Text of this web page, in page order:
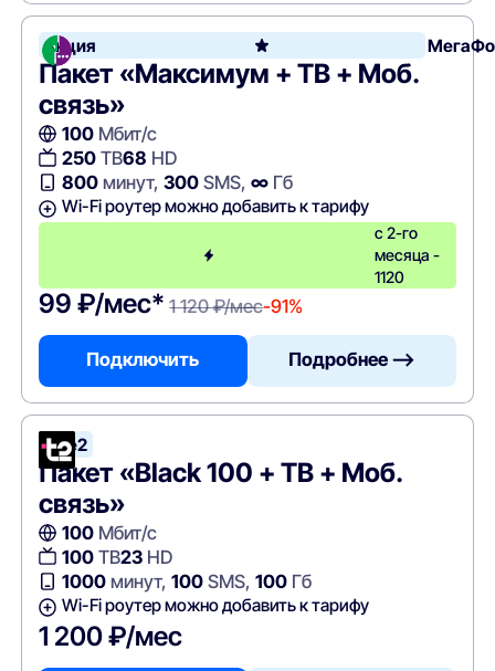
Акция
Пакет «Максимум + ТВ + Моб.
связь»
100Мбит/с
250ТВ68 HD
800минут, 300SMS, ∞Гб
Wi-Fi роутер можно добавить к тарифу
с 2-го
месяца -
1120
99 ₽/мес* 1 120 ₽/мес-91%
Подключить Подробнее —>
Tele2
Пакет «Black 100 + ТВ + Моб.
связь»
100Мбит/с
100ТВ23HD
1000минут, 100SMS, 100Гб
Wi-Fi роутер можно добавить к тарифу
1 200 ₽/мес